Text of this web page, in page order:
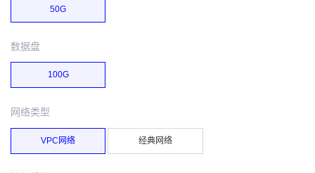
50G
数据盘
100G
网络类型
VPC网络 经典网络